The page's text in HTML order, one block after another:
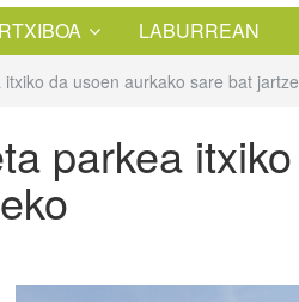
LABURREAN
da usoen aurkako sare bat
parkea